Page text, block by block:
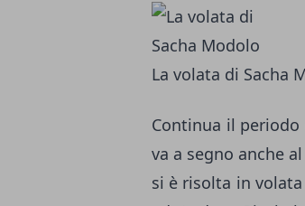
La volata di Sacha
Continua il
va a segno anche
si è risolta in